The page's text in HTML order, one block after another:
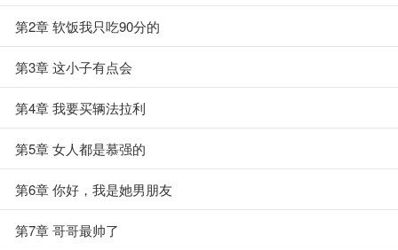
第2章 软饭我只吃90分的
第3章 这小子有点会
第4章 我要买辆法拉利
第5章 女人都是慕强的
第6章 你好，我是她男朋友
第7章 哥哥最帅了